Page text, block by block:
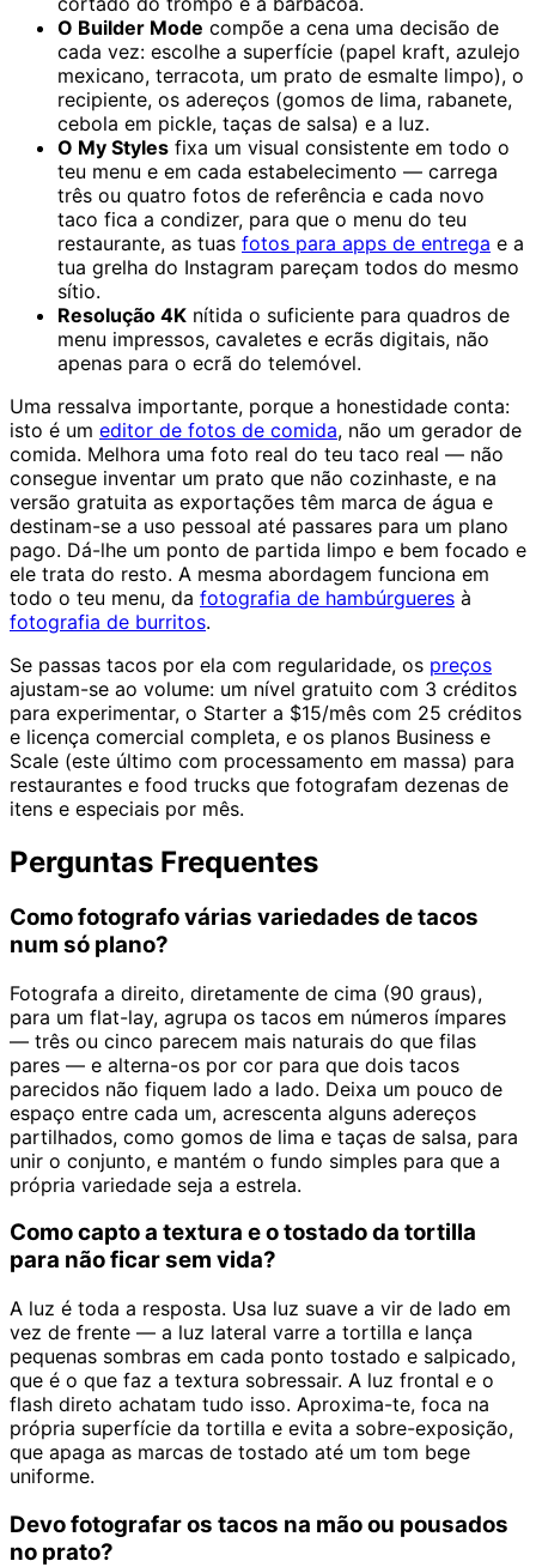
O Builder Mode compõe a cena uma decisão de
cada vez: escolhe a superfície (papel kraft, azulejo
mexicano, terracota, um prato de esmalte limpo), o
recipiente, os adereços (gomos de lima, rabanete,
cebola em pickle, taças de salsa) e a luz.
O My Styles fixa um visual consistente em todo o
teu menu e em cada estabelecimento — carrega
três ou quatro fotos de referência e cada novo
taco fica a condizer, para que o menu do teu
restaurante, as tuas fotos para apps de entrega e a
tua grelha do Instagram pareçam todos do mesmo
sítio.
Resolução 4K nítida o suficiente para quadros de
menu impressos, cavaletes e ecrãs digitais, não
apenas para o ecrã do telemóvel.
Uma ressalva importante, porque a honestidade conta:
isto é um editor de fotos de comida, não um gerador de
comida. Melhora uma foto real do teu taco real — não
consegue inventar um prato que não cozinhaste, e na
versão gratuita as exportações têm marca de água e
destinam-se a uso pessoal até passares para um plano
pago. Dá-lhe um ponto de partida limpo e bem focado e
ele trata do resto. A mesma abordagem funciona em
todo o teu menu, da fotografia de hambúrgueres à
fotografia de burritos.
Se passas tacos por ela com regularidade, os preços
ajustam-se ao volume: um nível gratuito com 3 créditos
para experimentar, o Starter a $15/mês com 25 créditos
e licença comercial completa, e os planos Business e
Scale (este último com processamento em massa) para
restaurantes e food trucks que fotografam dezenas de
itens e especiais por mês.
Perguntas Frequentes
Como fotografo várias variedades de tacos
num só plano?
Fotografa a direito, diretamente de cima (90 graus),
para um flat-lay, agrupa os tacos em números ímpares
— três ou cinco parecem mais naturais do que filas
pares — e alterna-os por cor para que dois tacos
parecidos não fiquem lado a lado. Deixa um pouco de
espaço entre cada um, acrescenta alguns adereços
partilhados, como gomos de lima e taças de salsa, para
unir o conjunto, e mantém o fundo simples para que a
própria variedade seja a estrela.
Como capto a textura e o tostado da tortilla
para não ficar sem vida?
A luz é toda a resposta. Usa luz suave a vir de lado em
vez de frente — a luz lateral varre a tortilla e lança
pequenas sombras em cada ponto tostado e salpicado,
que é o que faz a textura sobressair. A luz frontal e o
flash direto achatam tudo isso. Aproxima-te, foca na
própria superfície da tortilla e evita a sobre-exposição,
que apaga as marcas de tostado até um tom bege
uniforme.
Devo fotografar os tacos na mão ou pousados
no prato?